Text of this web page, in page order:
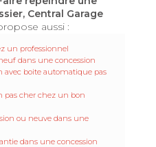
Central Garage
aussi :
un professionnel
dans une concession
avec boite automatique pas
pas cher chez un bon
ou neuve dans une
dans une concession